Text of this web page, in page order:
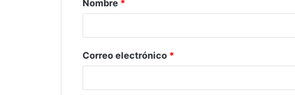
Nombre *
Correo electrónico *